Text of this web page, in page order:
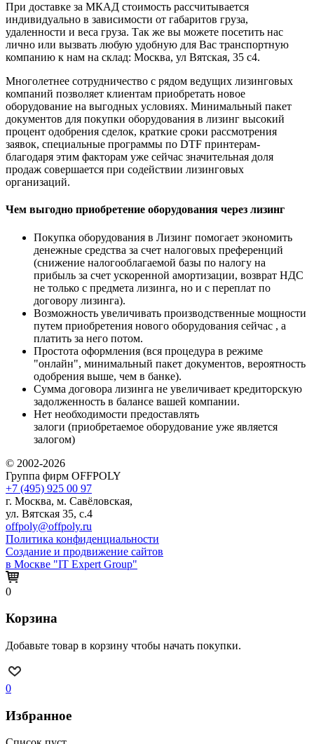
При доставке за МКАД стоимость рассчитывается
индивидуально в зависимости от габаритов груза,
удаленности и веса груза. Так же вы можете посетить нас
лично или вызвать любую удобную для Вас транспортную
компанию к нам на склад: Москва, ул Вятская, 35 c4.
Многолетнее сотрудничество с рядом ведущих лизинговых
компаний позволяет клиентам приобретать новое
оборудование на выгодных условиях. Минимальный пакет
документов для покупки оборудования в лизинг высокий
процент одобрения сделок, краткие сроки рассмотрения
заявок, специальные программы по DTF принтерам-
благодаря этим факторам уже сейчас значительная доля
продаж совершается при содействии лизинговых
организаций.
Чем выгодно приобретение оборудования через лизинг
Покупка оборудования в Лизинг помогает экономить
денежные средства за счет налоговых преференций
(снижение налогооблагаемой базы по налогу на
прибыль за счет ускоренной амортизации, возврат НДС
не только с предмета лизинга, но и с переплат по
договору лизинга).
Возможность увеличивать производственные мощности
путем приобретения нового оборудования сейчас , а
платить за него потом.
Простота оформления (вся процедура в режиме
"онлайн", минимальный пакет документов, вероятность
одобрения выше, чем в банке).
Сумма договора лизинга не увеличивает кредиторскую
задолженность в балансе вашей компании.
Нет необходимости предоставлять
залоги (приобретаемое оборудование уже является
залогом)
© 2002-2026
Группа фирм OFFPOLY
+7 (495) 925 00 97
г. Москва, м. Савёловская,
ул. Вятская 35, с.4
offpoly@offpoly.ru
Политика конфиденциальности
Создание и продвижение сайтов
в Москве "IT Expert Group"
0
Корзина
Добавьте товар в корзину чтобы начать покупки.
0
Избранное